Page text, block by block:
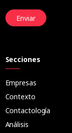
Enviar
Secciones
Empresas
Contexto
Contactología
Análisis